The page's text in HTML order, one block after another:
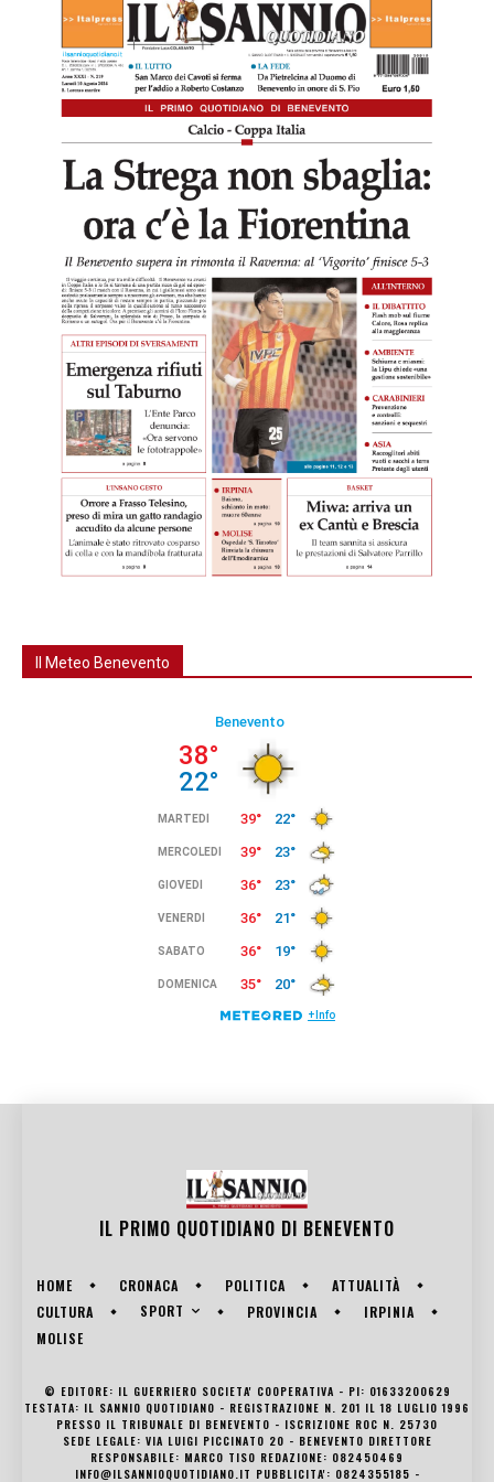
Il Meteo Benevento
IL PRIMO QUOTIDIANO DI BENEVENTO
HOME CRONACA POLITICA
ATTUALITÀ
CULTURA
SPORT PROVINCIA
IRPINIA
MOLISE
© EDITORE: IL GUERRIERO SOCIETA' COOPERATIVA - PI: 01633200629
TESTATA: IL SANNIO QUOTIDIANO - REGISTRAZIONE N. 201 IL 18 LUGLIO 1996
PRESSO IL TRIBUNALE DI BENEVENTO - ISCRIZIONE ROC N. 25730
SEDE LEGALE: VIA LUIGI PICCINATO 20 - BENEVENTO DIRETTORE
RESPONSABILE: MARCO TISO REDAZIONE: 082450469
INFO@ILSANNIOQUOTIDIANO.IT PUBBLICITA': 0824355185 -